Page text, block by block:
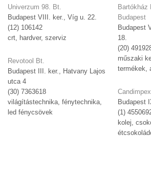
Univerzum 98. Bt.
Budapest VIII. ker., Víg u. 22.
(12) 106142
crt, hardver, szerviz
Revotool Bt.
Budapest III. ker., Hatvany Lajos
utca 4
(30) 7363618
világítástechnika, fénytechnika,
led fénycsövek
Bartókház
Budapest
Budapest
18.
(20)
műszaki
termékek,
Budapest
(1)
kolej,